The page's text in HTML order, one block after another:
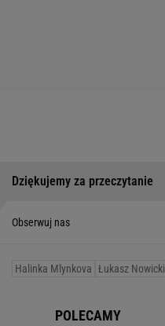
Dziękujemy za przeczytanie
Obserwuj nas
Halinka Mlynkova Łukasz Nowicki
POLECAMY